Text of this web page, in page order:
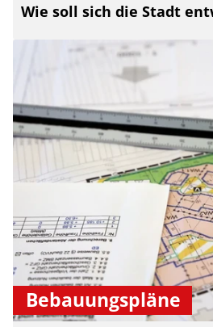
Wie soll sich die Stadt
Bebauungspläne